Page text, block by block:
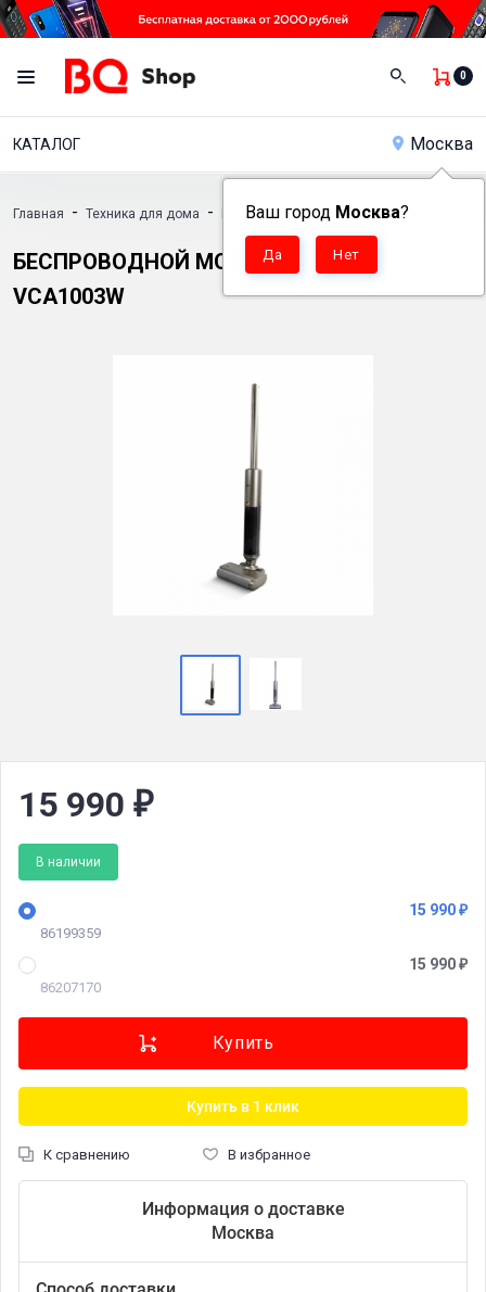
0
КАТАЛОГ Москва
Ваш город Москва?
Главная - Техника для дома - Вертикальные пылесосы
Беспроводной моющий пылесос BQ VCA1003W
БЕСПРОВОДНОЙ МОЮЩИЙ ПЫЛЕСОС BQ
VCA1003W
15 990 ₽
В наличии
15 990 ₽
86199359
15 990 ₽
86207170
Купить в 1 клик
К сравнению В избранное
Информация о доставке
Москва